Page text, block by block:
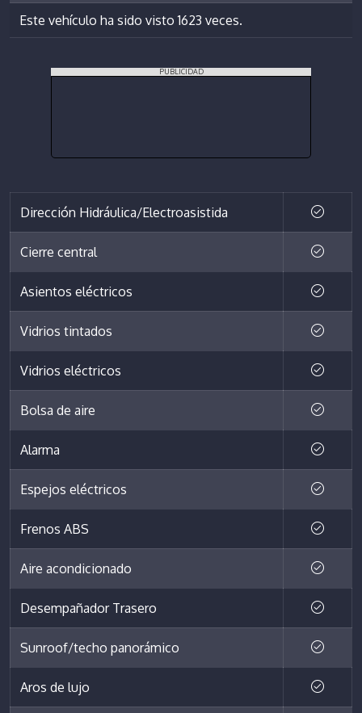
Este vehículo ha sido visto 1623 veces.
PUBLICIDAD
Dirección Hidráulica/Electroasistida
Cierre central
Asientos eléctricos
Vidrios tintados
Vidrios eléctricos
Bolsa de aire
Alarma
Espejos eléctricos
Frenos ABS
Aire acondicionado
Desempañador Trasero
Sunroof/techo panorámico
Aros de lujo